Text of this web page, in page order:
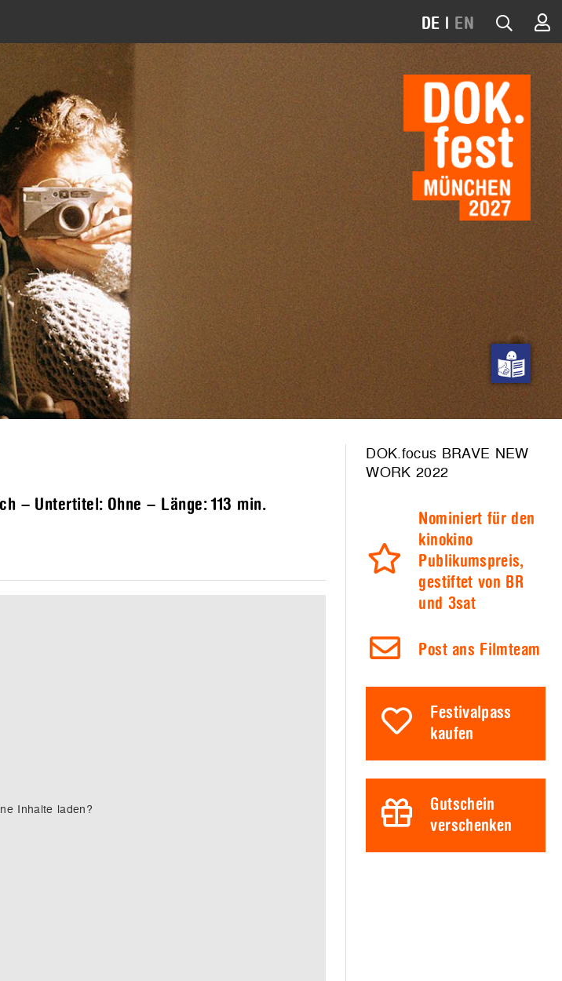
DE | EN
– Untertitel: Ohne – Länge:113 min.
Inhalte laden?
DOK.focus BRAVE NEW
WORK 2022
Nominiert für den
kinokino
Publikumspreis,
gestiftet von BR
und 3sat
Post ans Filmteam
Festivalpass
kaufen
Gutschein
verschenken